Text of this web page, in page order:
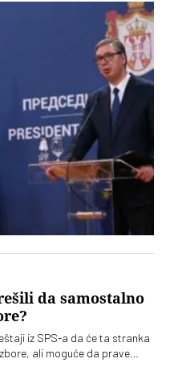
Srbija podržava teritorijalni
da samostalno
iz SPS-a da će ta stranka
ali moguće da prave